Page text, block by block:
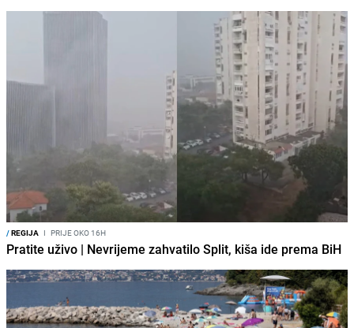
/REGIJA I PRIJE OKO 16H
Pratite uživo | Nevrijeme zahvatilo Split, kiša ide prema BiH